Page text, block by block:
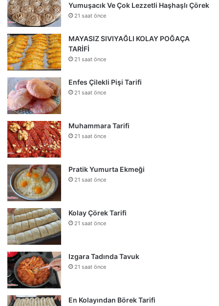
Yumuşacık Ve Çok Lezzetli Haşhaşlı Çörek
21 saat önce
MAYASIZ SIVIYAĞLI KOLAY POĞAÇA
TARİFİ
21 saat önce
Enfes Çilekli Pişi Tarifi
21 saat önce
Muhammara Tarifi
21 saat önce
Pratik Yumurta Ekmeği
21 saat önce
Kolay Çörek Tarifi
21 saat önce
Izgara Tadında Tavuk
21 saat önce
En Kolayından Börek Tarifi